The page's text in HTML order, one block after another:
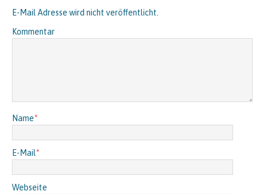
E-Mail Adresse wird nicht veröffentlicht.
Kommentar
Name*
E-Mail*
Webseite